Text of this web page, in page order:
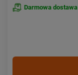
Darmowa dostawa